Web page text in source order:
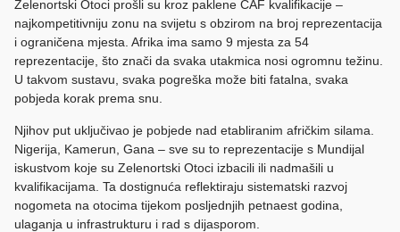
Zelenortski Otoci prošli su kroz paklene CAF kvalifikacije –
najkompetitivniju zonu na svijetu s obzirom na broj reprezentacija
i ograničena mjesta. Afrika ima samo 9 mjesta za 54
reprezentacije, što znači da svaka utakmica nosi ogromnu težinu.
U takvom sustavu, svaka pogreška može biti fatalna, svaka
pobjeda korak prema snu.
Njihov put uključivao je pobjede nad etabliranim afričkim silama.
Nigerija, Kamerun, Gana – sve su to reprezentacije s Mundijal
iskustvom koje su Zelenortski Otoci izbacili ili nadmašili u
kvalifikacijama. Ta dostignuća reflektiraju sistematski razvoj
nogometa na otocima tijekom posljednjih petnaest godina,
ulaganja u infrastrukturu i rad s dijasporom.